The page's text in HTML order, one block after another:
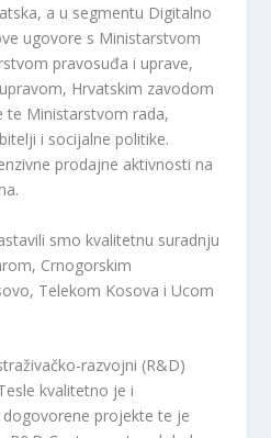
a u segmentu Digitalno
ugovore s Ministarstvom
pravosuđa i uprave,
Hrvatskim zavodom
te Ministarstvom rada,
i socijalne politike.
prodajne aktivnosti na
smo kvalitetnu suradnju
Crnogorskim
Telekom Kosova i Ucom
razvojni (R&D)
kvalitetno je i
projekte te je